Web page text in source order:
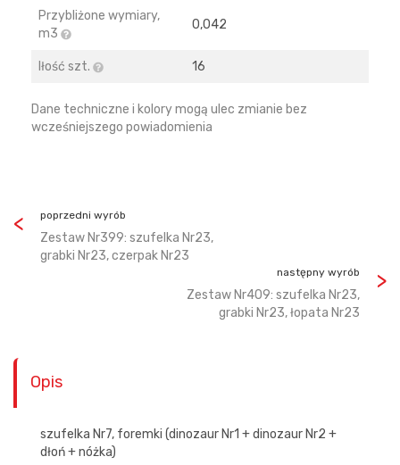
Przybliżone wymiary,
m3
0,042
Iłość szt. 16
Dane techniczne i kolory mogą ulec zmianie bez
wcześniejszego powiadomienia
poprzedni wyrób
Zestaw Nr399: szufelka Nr23,
grabki Nr23, czerpak Nr23
następny wyrób
Zestaw Nr409: szufelka Nr23,
grabki Nr23, łopata Nr23
Opis
szufelka Nr7, foremki (dinozaur Nr1 + dinozaur Nr2 +
dłoń + nóżka)